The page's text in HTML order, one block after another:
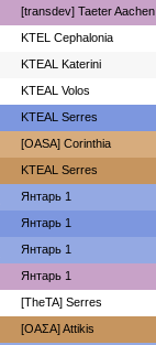
[transdev] Taeter Aachen
KTEL Cephalonia
KTEAL Katerini
KTEAL Volos
KTEAL Serres
[OASA] Corinthia
KTEAL Serres
Янтарь 1
Янтарь 1
Янтарь 1
Янтарь 1
[TheTA] Serres
[ΟΑΣΑ] Αttikis